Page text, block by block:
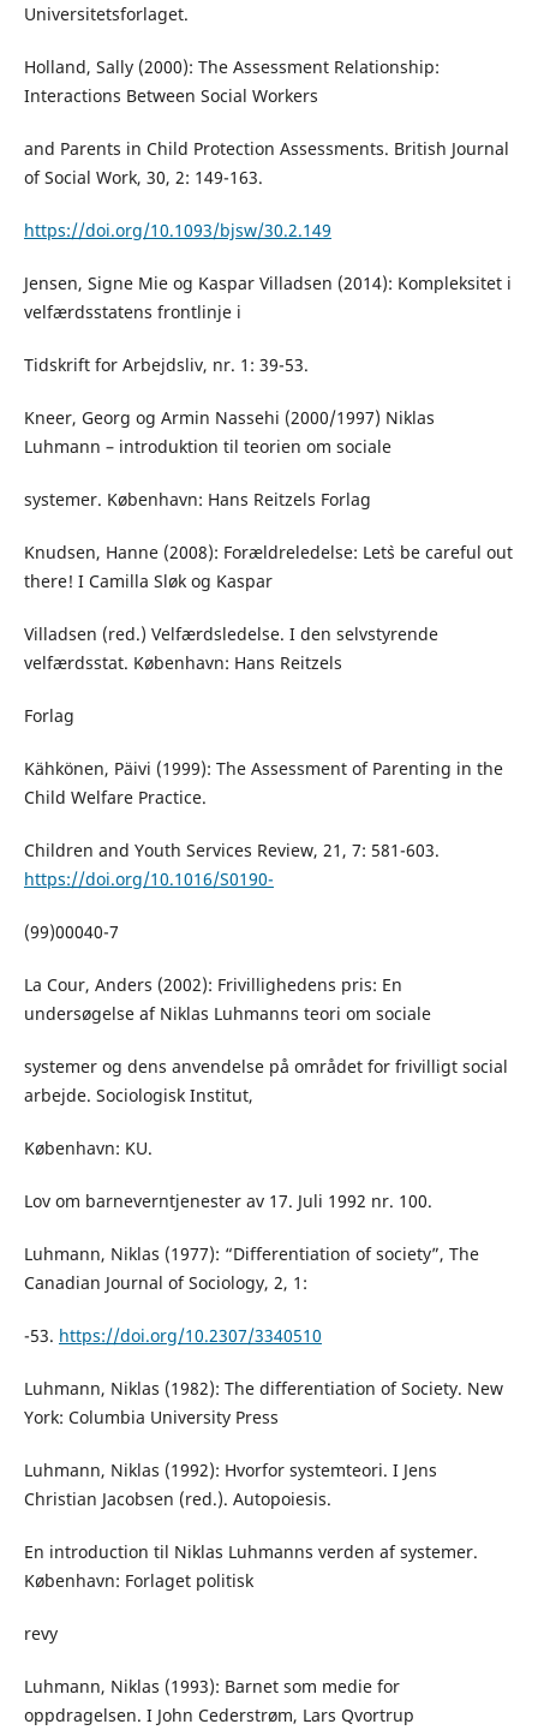
Universitetsforlaget.
Holland, Sally (2000): The Assessment Relationship:
Interactions Between Social Workers
and Parents in Child Protection Assessments. British Journal
of Social Work, 30, 2: 149-163.
https://doi.org/10.1093/bjsw/30.2.149
Jensen, Signe Mie og Kaspar Villadsen (2014): Kompleksitet i
velfærdsstatens frontlinje i
Tidskrift for Arbejdsliv, nr. 1: 39-53.
Kneer, Georg og Armin Nassehi (2000/1997) Niklas
Luhmann – introduktion til teorien om sociale
systemer. København: Hans Reitzels Forlag
Knudsen, Hanne (2008): Forældreledelse: Let`s be careful out
there! I Camilla Sløk og Kaspar
Villadsen (red.) Velfærdsledelse. I den selvstyrende
velfærdsstat. København: Hans Reitzels
Forlag
Kähkönen, Päivi (1999): The Assessment of Parenting in the
Child Welfare Practice.
Children and Youth Services Review, 21, 7: 581-603.
https://doi.org/10.1016/S0190-
(99)00040-7
La Cour, Anders (2002): Frivillighedens pris: En
undersøgelse af Niklas Luhmanns teori om sociale
systemer og dens anvendelse på området for frivilligt social
arbejde. Sociologisk Institut,
København: KU.
Lov om barneverntjenester av 17. Juli 1992 nr. 100.
Luhmann, Niklas (1977): “Differentiation of society”, The
Canadian Journal of Sociology, 2, 1:
-53. https://doi.org/10.2307/3340510
Luhmann, Niklas (1982): The differentiation of Society. New
York: Columbia University Press
Luhmann, Niklas (1992): Hvorfor systemteori. I Jens
Christian Jacobsen (red.). Autopoiesis.
En introduction til Niklas Luhmanns verden af systemer.
København: Forlaget politisk
revy
Luhmann, Niklas (1993): Barnet som medie for
oppdragelsen. I John Cederstrøm, Lars Qvortrup